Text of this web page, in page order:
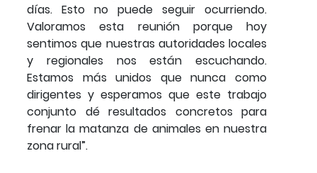
días. Esto no puede seguir ocurriendo.
Valoramos esta reunión porque hoy
sentimos que nuestras autoridades locales
y regionales nos están escuchando.
Estamos más unidos que nunca como
dirigentes y esperamos que este trabajo
conjunto dé resultados concretos para
frenar la matanza de animales en nuestra
zona rural”.